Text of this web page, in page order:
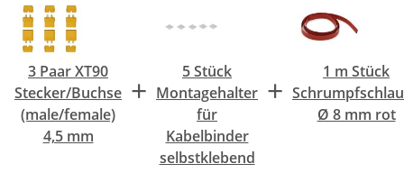
3 Paar XT90
Stecker/Buchse
(male/female)
4,5 mm
+
5 Stück
Montagehalter
für
Kabelbinder
selbstklebend
+
1 m Stück
Ø 8 mm rot